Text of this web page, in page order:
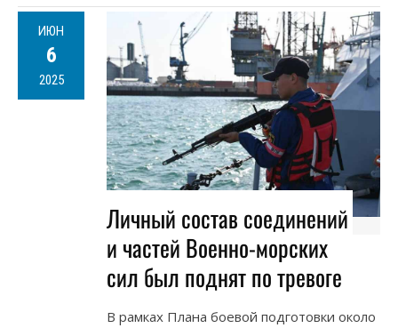
ИЮН
6
2025
Личный состав соединений
и частей Военно-морских
сил был поднят по тревоге
В рамках Плана боевой подготовки около